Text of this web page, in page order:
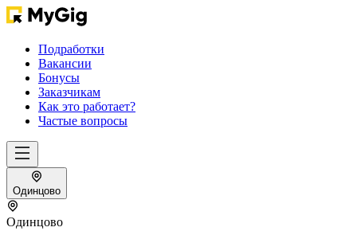
Подработки
Вакансии
Бонусы
Заказчикам
Как это работает?
Частые вопросы
Одинцово
Одинцово